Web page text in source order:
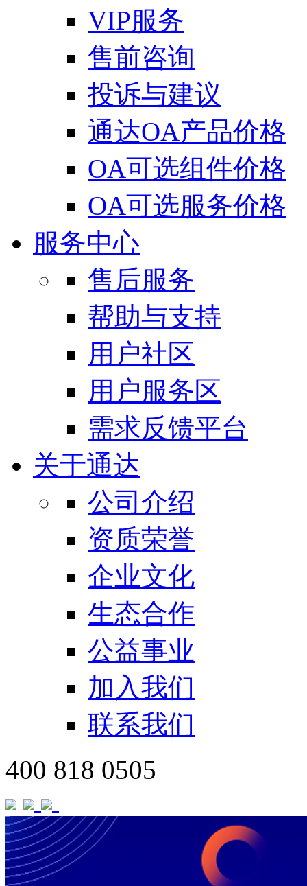
VIP服务
售前咨询
投诉与建议
通达OA产品价格
OA可选组件价格
OA可选服务价格
服务中心
售后服务
帮助与支持
用户社区
用户服务区
需求反馈平台
关于通达
公司介绍
资质荣誉
企业文化
生态合作
公益事业
加入我们
联系我们
400 818 0505